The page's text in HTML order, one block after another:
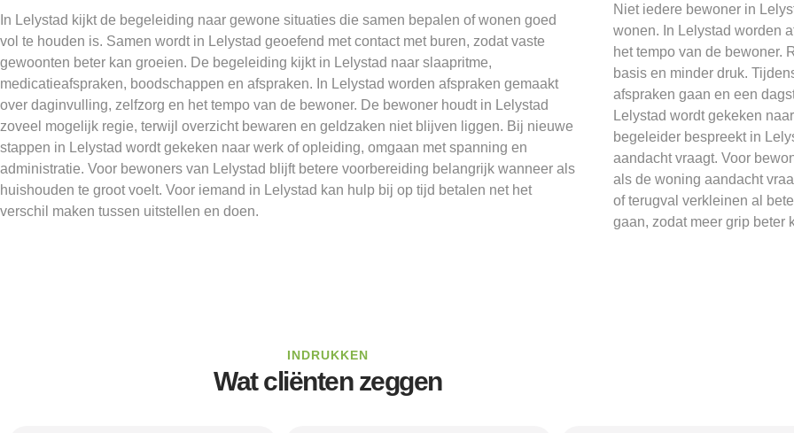
In Lelystad kijkt de begeleiding naar gewone situaties die samen bepalen of wonen goed
vol te houden is. Samen wordt in Lelystad geoefend met contact met buren, zodat vaste
gewoonten beter kan groeien. De begeleiding kijkt in Lelystad naar slaapritme,
medicatieafspraken, boodschappen en afspraken. In Lelystad worden afspraken gemaakt
over daginvulling, zelfzorg en het tempo van de bewoner. De bewoner houdt in Lelystad
zoveel mogelijk regie, terwijl overzicht bewaren en geldzaken niet blijven liggen. Bij nieuwe
stappen in Lelystad wordt gekeken naar werk of opleiding, omgaan met spanning en
administratie. Voor bewoners van Lelystad blijft betere voorbereiding belangrijk wanneer als
huishouden te groot voelt. Voor iemand in Lelystad kan hulp bij op tijd betalen net het
verschil maken tussen uitstellen en doen.
Niet iedere bewoner in
wonen. In Lelystad worden
het tempo van de bewoner.
basis en minder druk.
afspraken gaan en een
Lelystad wordt gekeken
begeleider bespreekt in
aandacht vraagt. Voor
als de woning aandacht
of terugval verkleinen al
gaan, zodat meer grip beter
INDRUKKEN
Wat cliënten zeggen